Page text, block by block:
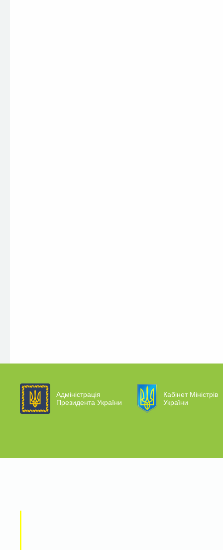
Адміністрація
Президента України
Кабінет Міністрів
України